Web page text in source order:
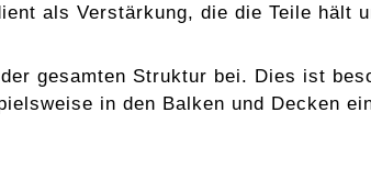
als Verstärkung, die die Teile hält
gesamten Struktur bei. Dies ist
in den Balken und Decken